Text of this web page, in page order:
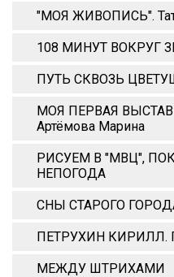
"МОЯ ЖИВОПИСЬ".
108 МИНУТ ВОКРУГ
ПУТЬ СКВОЗЬ
МОЯ ПЕРВАЯ
Артёмова Марина
РИСУЕМ В "МВЦ",
НЕПОГОДА
СНЫ СТАРОГО
ПЕТРУХИН КИРИЛЛ.
МЕЖДУ ШТРИХАМИ